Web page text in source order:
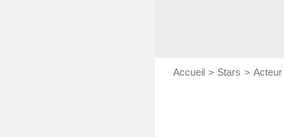
Accueil Stars Acteur